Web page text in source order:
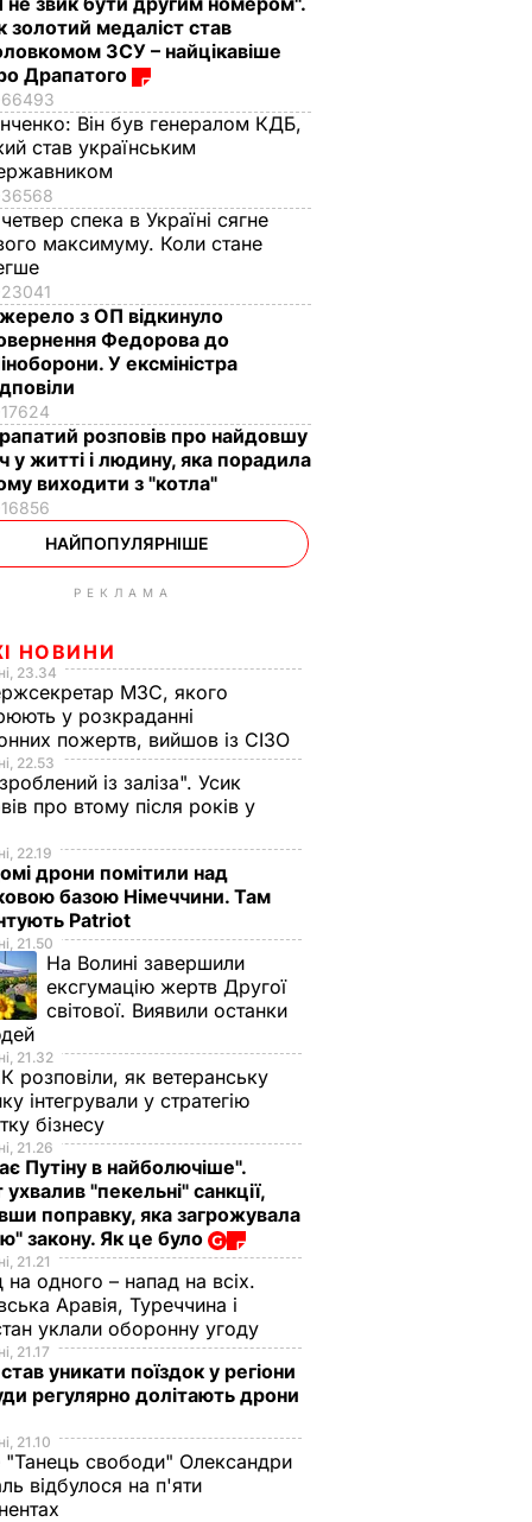
золотий медаліст став
ЗСУ – найцікавіше
Драпатого
66493
Він був генералом КДБ,
став українським
36568
спека в Україні сягне
максимуму. Коли стане
23041
з ОП відкинуло
Федорова до
У ексміністра
17624
розповів про найдовшу
у житті і людину, яка порадила
виходити з "котла"
16856
НАЙПОПУЛЯРНІШЕ
РЕКЛАМА
НОВИНИ
23.34
МЗС, якого
у розкраданні
пожертв, вийшов із СІЗО
22.53
із заліза". Усик
про втому після років у
22.19
дрони помітили над
базою Німеччини. Там
Patriot
21.50
На Волині завершили
ексгумацію жертв Другої
світової. Виявили останки
21.32
розповіли, як ветеранську
інтегрували у стратегію
бізнесу
21.26
Путіну в найболючіше".
"пекельні" санкції,
поправку, яка загрожувала
закону. Як це було
21.21
на одного – напад на всіх.
Аравія, Туреччина і
уклали оборонну угоду
21.17
уникати поїздок у регіони
регулярно долітають дрони
21.10
"Танець свободи" Олександри
відбулося на п'яти